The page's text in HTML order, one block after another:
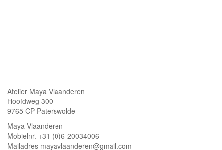
Atelier Maya Vlaanderen
Hoofdweg 300
9765 CP Paterswolde
Maya Vlaanderen
Mobielnr. +31 (0)6-20034006
Mailadres mayavlaanderen@gmail.com